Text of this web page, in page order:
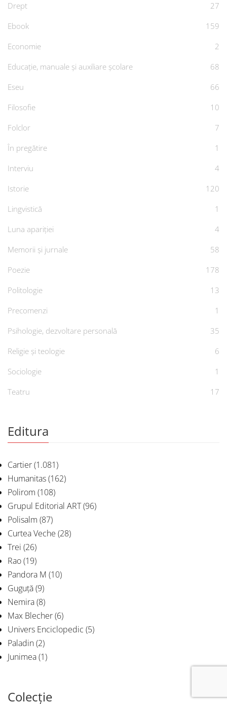
Drept
27
Ebook
159
Economie
2
Educație, manuale și auxiliare școlare
68
Eseu
66
Filosofie
10
Folclor
7
În pregătire
1
Interviu
4
Istorie
120
Lingvistică
1
Luna apariției
4
Memorii și jurnale
58
Poezie
178
Politologie
13
Precomenzi
1
Psihologie, dezvoltare personală
35
Religie și teologie
6
Sociologie
1
Teatru
17
Editura
Cartier(1.081)
Humanitas(162)
Polirom (108)
Grupul Editorial ART(96)
Polisalm (87)
Curtea Veche (28)
Trei (26)
Rao(19)
Pandora M (10)
Guguță(9)
Nemira(8)
Max Blecher(6)
Univers Enciclopedic (5)
Paladin(2)
Junimea(1)
Colecție